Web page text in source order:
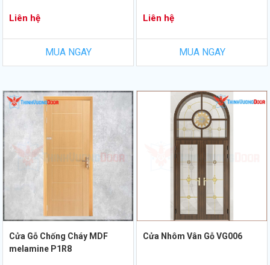
Liên hệ
MUA NGAY
Liên hệ
MUA NGAY
Cửa Gỗ Chống Cháy MDF
melamine P1R8
Cửa Nhôm Vân Gỗ VG006